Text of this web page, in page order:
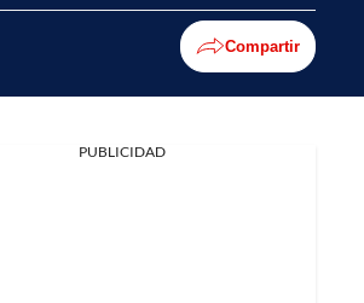
Compartir
PUBLICIDAD